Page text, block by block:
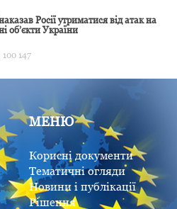
Росії утриматися від атак на
об’єкти України
100 147
МЕНЮ
Корисні документи
Тематичні огляди
Новини і публікації
Рішення